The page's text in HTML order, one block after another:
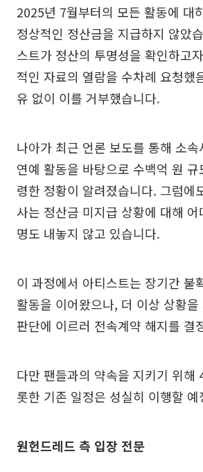
2025년 7월부터의 모든 활동에 대
정상적인 정산금을 지급하지 않았
스트가 정산의 투명성을 확인하고
적인 자료의 열람을 수차례 요청했
유 없이 이를 거부했습니다.
나아가 최근 언론 보도를 통해 소속
연예 활동을 바탕으로 수백억 원
령한 정황이 알려졌습니다. 그럼에
사는 정산금 미지급 상황에 대해
명도 내놓지 않고 있습니다.
이 과정에서 아티스트는 장기간 불
활동을 이어왔으나, 더 이상 상황
판단에 이르러 전속계약 해지를 결
다만 팬들과의 약속을 지키기 위해
롯한 기존 일정은 성실히 이행할 예
원헌드레드 측 입장 전문